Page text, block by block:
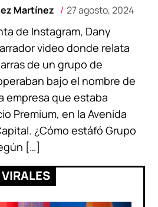
Martínez 27 agosto, 2024
de Instagram, Dany
video donde relata
de un grupo de
bajo el nombre de
empresa que estaba
Premium, en la Avenida
¿Cómo estáfó Grupo
[…]
VIRALES